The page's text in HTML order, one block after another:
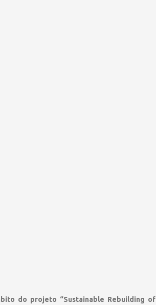
do projeto “Sustainable Rebuilding of